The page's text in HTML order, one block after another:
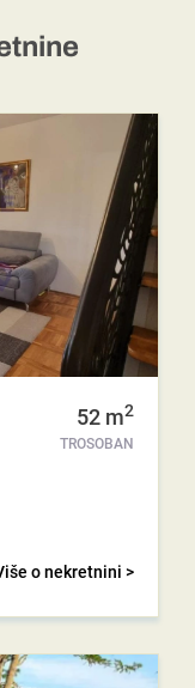
52 m2
TROSOBAN
o nekretnini >